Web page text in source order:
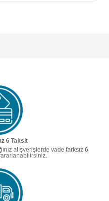
6 Taksit
alışverişlerde vade farksız 6